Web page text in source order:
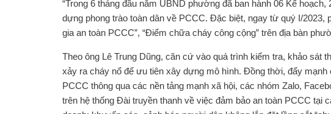
“Trong 6 tháng đầu năm UBND phường đã ban hành 06 Kế
dựng phong trào toàn dân về PCCC. Đặc biệt, ngay từ quý I/
gia an toàn PCCC”, “Điểm chữa cháy công cộng” trên địa bàn
Theo ông Lê Trung Dũng, căn cứ vào quá trình kiểm tra, khảo
xảy ra cháy nổ để ưu tiên xây dựng mô hình. Đồng thời, đẩy
PCCC thông qua các nền tảng mạnh xã hội, các nhóm Zalo,
trên hệ thống Đài truyền thanh về việc đảm bảo an toàn PCCC tại